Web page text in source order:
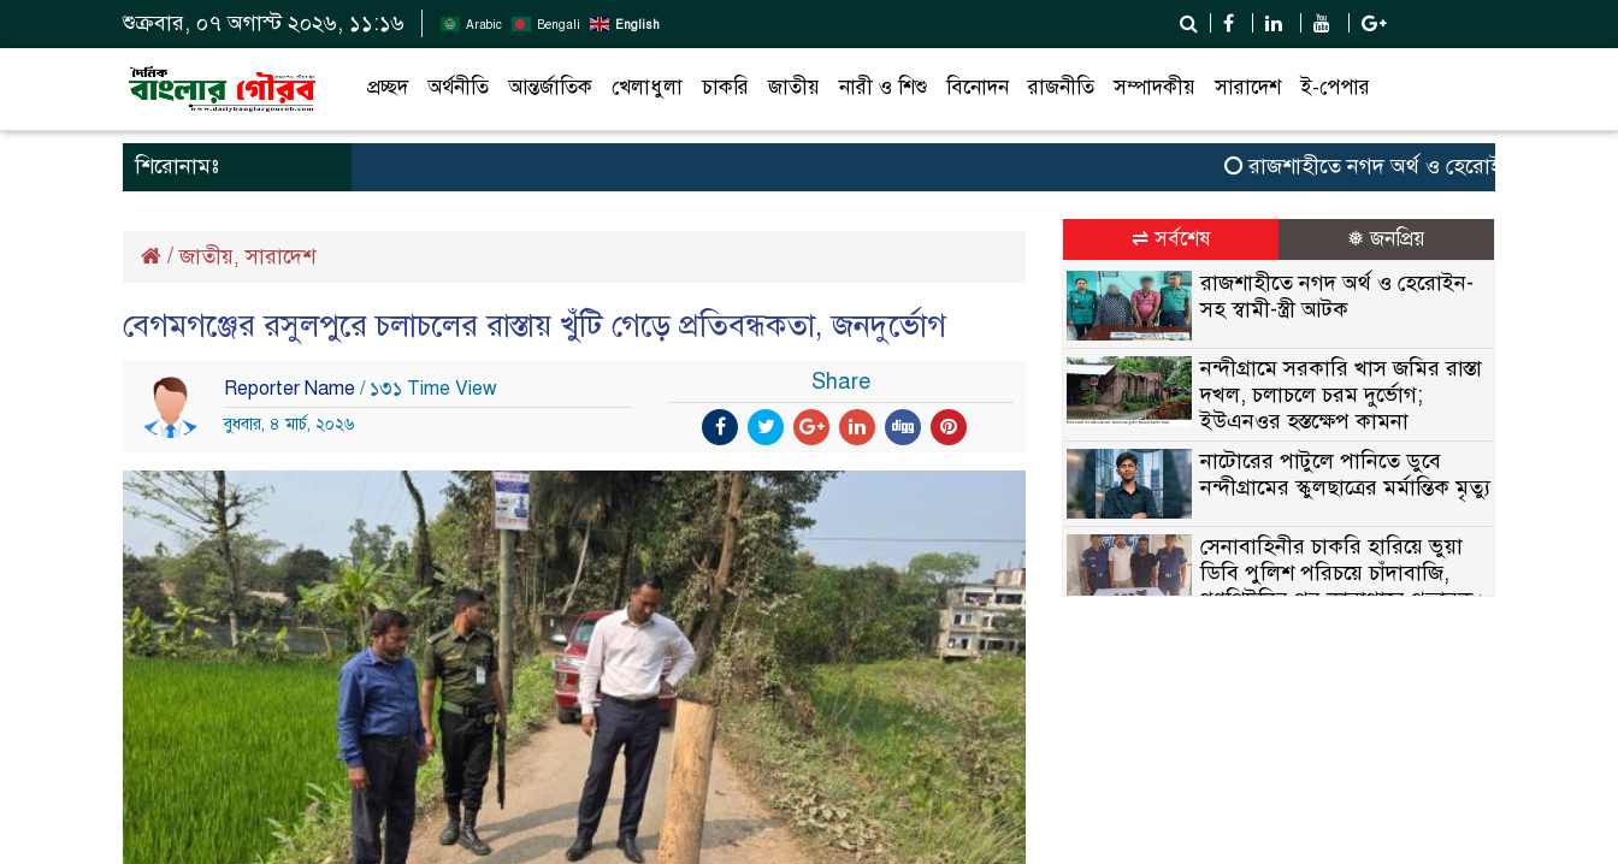
শুক্রবার, ০৭ অগাস্ট ২০২৬, ১১:১৬ Arabic Bengali English
প্রচ্ছদ অর্থনীতি আন্তর্জাতিক খেলাধুলা চাকরি জাতীয় নারী ও শিশু বিনোদন রাজনীতি সম্পাদকীয় সারাদেশ ই-পেপার
শিরোনামঃ রাজশাহীতে নগদ অর্থ ও হেরোইন-সহ স্বামী-স্ত্রী
/জাতীয়,সারাদেশ
বেগমগঞ্জের রসুলপুরে চলাচলের রাস্তায় খুঁটি গেড়ে প্রতিবন্ধকতা, জনদুর্ভোগ
Reporter Name / ১৩১ Time View
বুধবার, ৪ মার্চ, ২০২৬
Share
⇌ সর্বশেষ ❅ জনপ্রিয়
রাজশাহীতে নগদ অর্থ ও হেরোইন-
সহ স্বামী-স্ত্রী আটক
নন্দীগ্রামে সরকারি খাস জমির রাস্তা
দখল, চলাচলে চরম দুর্ভোগ;
ইউএনওর হস্তক্ষেপ কামনা
নাটোরের পাটুলে পানিতে ডুবে
নন্দীগ্রামের স্কুলছাত্রের মর্মান্তিক মৃত্যু
সেনাবাহিনীর চাকরি হারিয়ে ভুয়া
ডিবি পুলিশ পরিচয়ে চাঁদাবাজি,
গণপিটুনির পর কারাগারে প্রতারক।